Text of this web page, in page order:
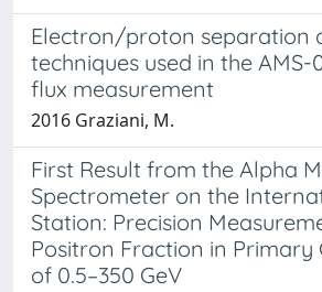
Electron/proton separation
techniques used in the AMS-
flux measurement
2016 Graziani, M.
First Result from the Alpha
Spectrometer on the
Station: Precision
Positron Fraction in Primary
of 0.5–350 GeV